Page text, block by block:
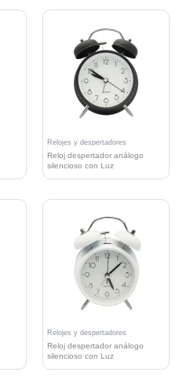
Relojes y despertadores
Reloj despertador análogo
silencioso con Luz
Relojes y despertadores
Reloj despertador análogo
silencioso con Luz